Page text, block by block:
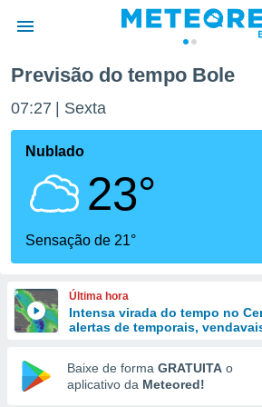
da
fornecidas
a este
das
e
forma
digital
Previsão do tempo Bole
07:27 Sexta
Nublado
23°
Sensação de 21°
Última hora
Intensa virada do tempo no
alertas de temporais,
Baixe de forma GRATUITA o
aplicativo da Meteored!